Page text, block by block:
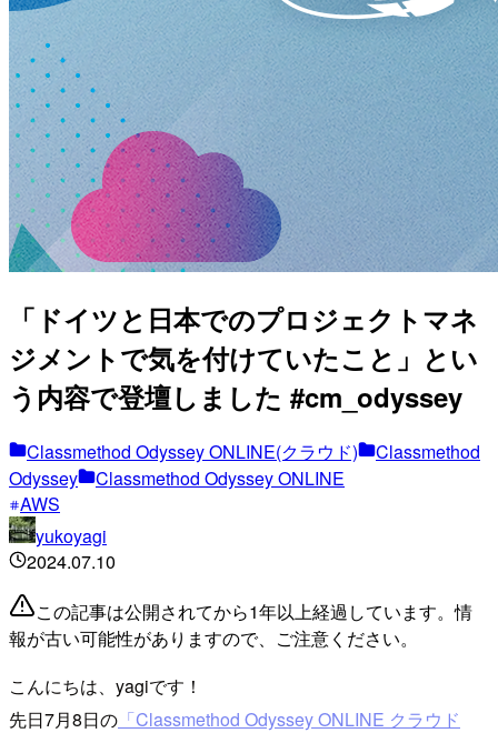
「ドイツと日本でのプロジェクトマネ
ジメントで気を付けていたこと」とい
う内容で登壇しました #cm_odyssey
Classmethod Odyssey ONLINE(クラウド)
Classmethod
Odyssey
Classmethod Odyssey ONLINE
AWS
yukoyagi
2024.07.10
この記事は公開されてから1年以上経過しています。情
報が古い可能性がありますので、ご注意ください。
こんにちは、yagiです！
先日7月8日の 「Classmethod Odyssey ONLINE クラウド